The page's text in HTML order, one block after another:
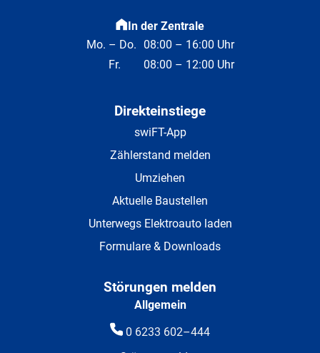
In der Zentrale
Mo. – Do. 08:00 – 16:00 Uhr
Fr.
08:00 – 12:00 Uhr
Direkteinstiege
swiFT-App
Zählerstand melden
Umziehen
Aktuelle Baustellen
Unterwegs Elektroauto laden
Formulare & Downloads
Störungen melden
Allgemein
0 6233 602–444